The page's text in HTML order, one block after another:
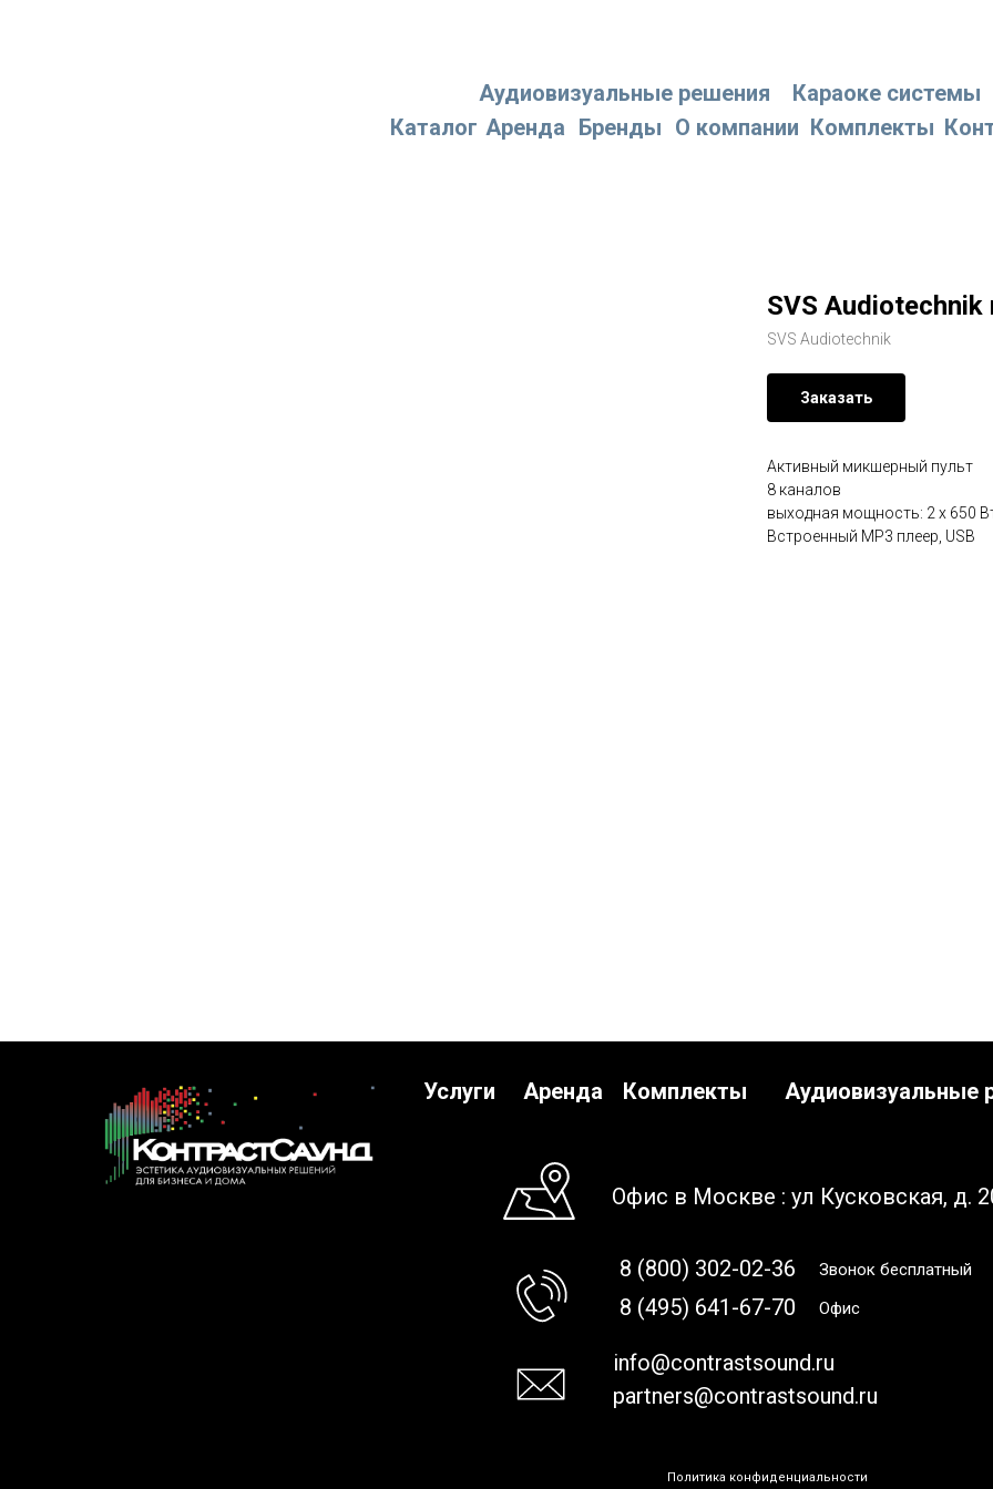
Каталог Комплекты
Бренды О компании
Аренда
Аудиовизуальные решения Караоке системы
SVS
SVS Audiotechnik
Заказать
Активный микшерный пульт
8 каналов
выходная мощность: 2 x 650
Встроенный MP3 плеер, USB
Комплекты
Услуги Аудиовизуальные
Офис в Москве : ул Кусковская, д.
8 (800) 302-02-36 Звонок бесплатный
8 (495) 641-67-70 Офис
info@contrastsound.ru
partners@contrastsound.ru
Политика конфиденциальности
Аренда